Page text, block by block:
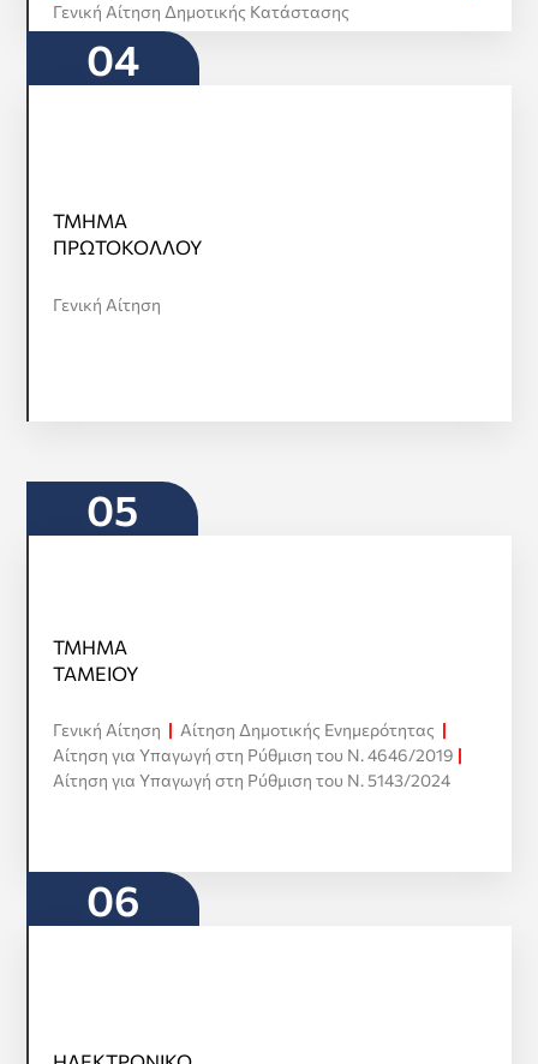
Γενική Αίτηση Δημοτικής Κατάστασης
04
ΤΜΗΜΑ
ΠΡΩΤΟΚΟΛΛΟΥ
Γενική Αίτηση
ΠΡΩΤΟΚΟΛΛΟΥ
05
ΤΜΗΜΑ
ΤΑΜΕΙΟΥ
Γενική Αίτηση | Αίτηση Δημοτικής Ενημερότητας |
Αίτηση για Υπαγωγή στη Ρύθμιση του Ν. 4646/2019 |
Αίτηση για Υπαγωγή στη Ρύθμιση του Ν. 5143/2024
ΤΜΗΜΑ
ΤΑΜΕΙΟΥ
Προβολή όλων
06